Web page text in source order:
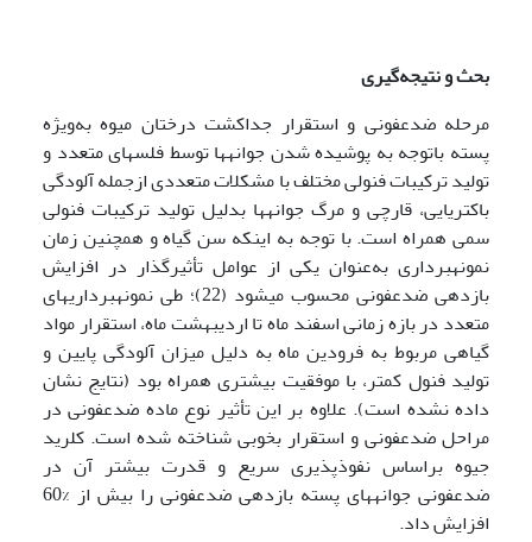
بحث و نتیجه‌گیری
مرحله ضدعفونی و استقرار جداکشت درختان میوه به‌ویژه
پسته باتوجه به پوشیده شدن جوانه­ها توسط فلس­های متعدد و
تولید ترکیبات فنولی مختلف با مشکلات متعددی ازجمله آلودگی
باکتریایی، قارچی و مرگ جوانه­ها بدلیل تولید ترکیبات فنولی
سمی همراه است. با توجه به اینکه سن گیاه و همچنین زمان
نمونه­برداری به‌عنوان یکی از عوامل تأثیرگذار در افزایش
بازدهی ضدعفونی محسوب می­شود (22)؛ طی نمونه­برداری­های
متعدد در بازه زمانی اسفند ماه تا اردیبهشت ماه، استقرار مواد
گیاهی مربوط به فرودین ماه به دلیل میزان آلودگی پایین و
تولید فنول کمتر، با موفقیت بیشتری همراه بود (نتایج نشان
داده نشده است). علاوه بر این تأثیر نوع ماده ضدعفونی در
مراحل ضدعفونی و استقرار بخوبی شناخته شده است. کلرید
جیوه براساس نفوذپذیری سریع و قدرت بیشتر آن در
ضدعفونی جوانه­های پسته بازدهی ضدعفونی را بیش از %60
افزایش داد.